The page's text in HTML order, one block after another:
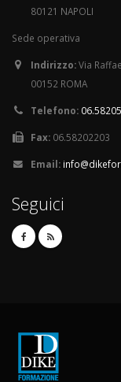
80121 NAPOLI
Sede operativa
Indirizzo:Via
00152 ROMA
Telefono:
Fax: 06.58202203
Email:
Seguici